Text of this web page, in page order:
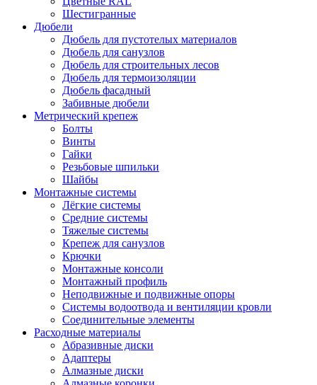
Шестигранные
Дюбели
Дюбель для пустотелых материалов
Дюбель для санузлов
Дюбель для строительных лесов
Дюбель для термоизоляции
Дюбель фасадный
Забивные дюбели
Метрический крепеж
Болты
Винты
Гайки
Резьбовые шпильки
Шайбы
Монтажные системы
Лёгкие системы
Средние системы
Тяжелые системы
Крепеж для санузлов
Крючки
Монтажные консоли
Монтажный профиль
Неподвижные и подвижные опоры
Системы водоотвода и вентиляции кровли
Соединительные элементы
Расходные материалы
Абразивные диски
Адаптеры
Алмазные диски